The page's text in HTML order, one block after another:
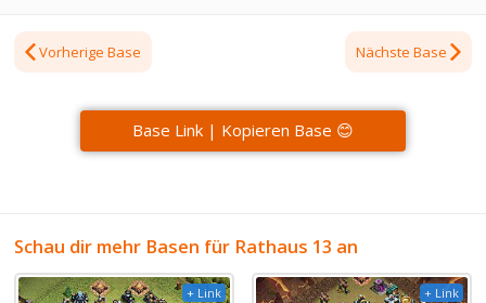
Vorherige Base Nächste Base
Base Link | Kopieren Base 😊
Schau dir mehr Basen für Rathaus 13 an
+ Link + Link